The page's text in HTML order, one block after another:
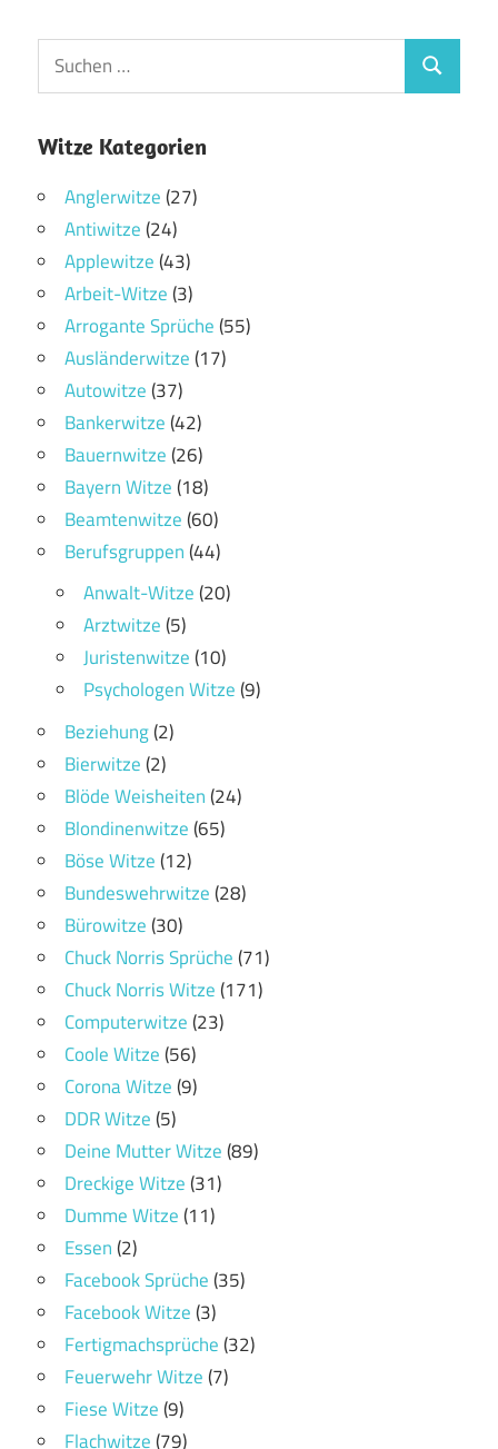
Witze Kategorien
Anglerwitze(27)
Antiwitze(24)
Applewitze(43)
Arbeit-Witze(3)
Arrogante Sprüche(55)
Ausländerwitze(17)
Autowitze(37)
Bankerwitze(42)
Bauernwitze(26)
Bayern Witze(18)
Beamtenwitze(60)
Berufsgruppen(44)
Anwalt-Witze(20)
Arztwitze(5)
Juristenwitze(10)
Psychologen Witze(9)
Beziehung(2)
Bierwitze(2)
Blöde Weisheiten(24)
Blondinenwitze(65)
Böse Witze(12)
Bundeswehrwitze(28)
Bürowitze(30)
Chuck Norris Sprüche(71)
Chuck Norris Witze(171)
Computerwitze(23)
Coole Witze(56)
Corona Witze(9)
DDR Witze(5)
Deine Mutter Witze(89)
Dreckige Witze(31)
Dumme Witze(11)
Essen(2)
Facebook Sprüche(35)
Facebook Witze(3)
Fertigmachsprüche(32)
Feuerwehr Witze(7)
Fiese Witze(9)
Flachwitze(79)